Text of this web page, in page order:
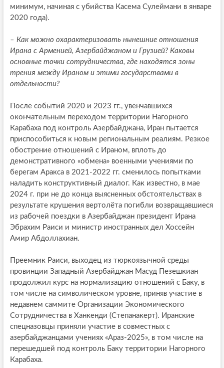
минимум, начиная с убийства Касема Сулеймани в январе
2020 года).
– Как можно охарактеризовать нынешние отношения
Ирана с Арменией, Азербайджаном и Грузией? Каковы
основные точки сотрудничества, где находятся зоны
трения между Ираном и этими государствами в
отдельности?
После событий 2020 и 2023 гг., увенчавшихся
окончательным переходом территории Нагорного
Карабаха под контроль Азербайджана, Иран пытается
приспособиться к новым региональным реалиям. Резкое
обострение отношений с Ираном, вплоть до
демонстративного «обмена» военными учениями по
берегам Аракса в 2021-2022 гг. сменилось попытками
наладить конструктивный диалог. Как известно, в мае
2024 г. при не до конца выясненных обстоятельствах в
результате крушения вертолёта погибли возвращавшиеся
из рабочей поездки в Азербайджан президент Ирана
Эбрахим Раиси и министр иностранных дел Хоссейн
Амир Абдоллахиан.
Преемник Раиси, выходец из тюркоязычной среды
провинции Западный Азербайджан Масуд Пезешкиан
продолжил курс на нормализацию отношений с Баку, в
том числе на символическом уровне, приняв участие в
недавнем саммите Организации Экономического
Сотрудничества в Ханкенди (Степанакерт). Иранские
спецназовцы приняли участие в совместных с
азербайджанцами учениях «Араз-2025», в том числе на
перешедшей под контроль Баку территории Нагорного
Карабаха.